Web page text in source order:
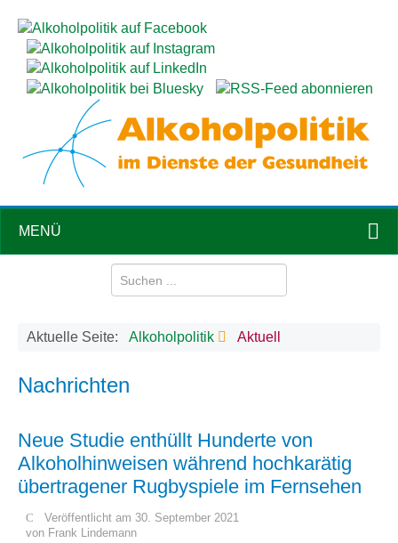
MENÜ
Aktuelle Seite: Alkoholpolitik Aktuell
Nachrichten
Neue Studie enthüllt Hunderte von
Alkoholhinweisen während hochkarätig
übertragener Rugbyspiele im Fernsehen
von Frank Lindemann
Veröffentlicht am 30. September 2021